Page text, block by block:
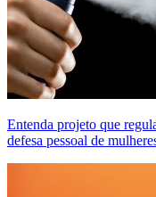
Entenda projeto que
defesa pessoal de